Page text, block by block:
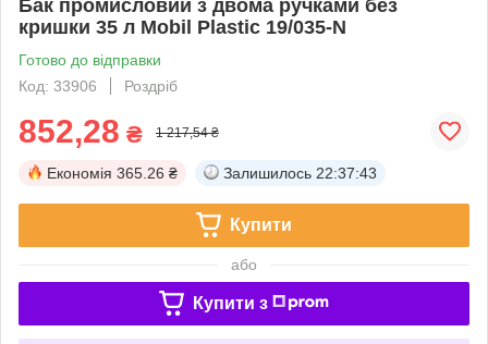
Бак промисловий з двома ручками без
кришки 35 л Mobil Plastic 19/035-N
Готово до відправки
Код: 33906
Роздріб
852,28 ₴ 1 217,54 ₴
Економія 365.26 ₴ Залишилось 22:37:42
Купити
або
Купити з